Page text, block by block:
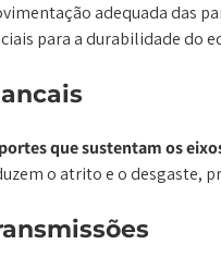
adequada das
para a durabilidade do
que sustentam os
o atrito e o desgaste,